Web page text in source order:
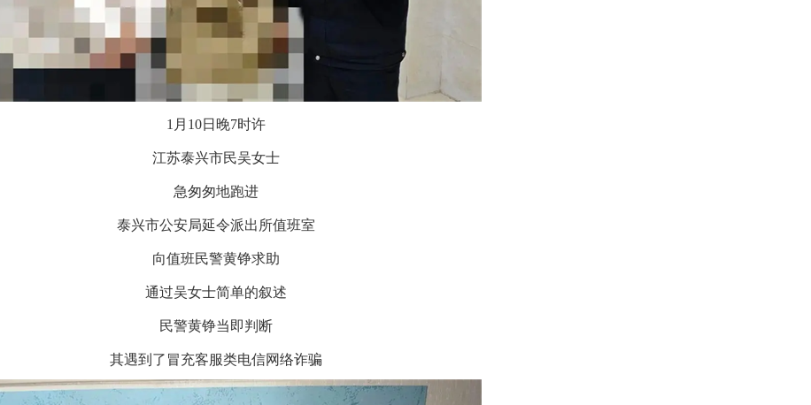
1月10日晚7时许
江苏泰兴市民吴女士
急匆匆地跑进
泰兴市公安局延令派出所值班室
向值班民警黄铮求助
通过吴女士简单的叙述
民警黄铮当即判断
其遇到了冒充客服类电信网络诈骗